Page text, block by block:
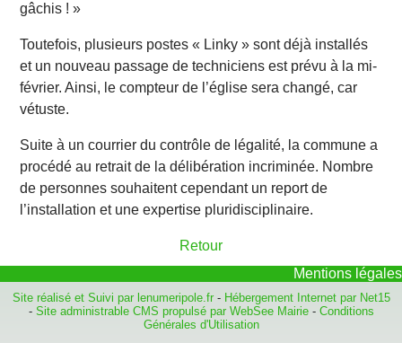
gâchis ! »
Toutefois, plusieurs postes « Linky » sont déjà installés
et un nouveau passage de techniciens est prévu à la mi-
février. Ainsi, le compteur de l’église sera changé, car
vétuste.
Suite à un courrier du contrôle de légalité, la commune a
procédé au retrait de la délibération incriminée. Nombre
de personnes souhaitent cependant un report de
l’installation et une expertise pluridisciplinaire.
Retour
Mentions légales
Site réalisé et Suivi par lenumeripole.fr- Hébergement Internet par Net15
- Site administrable CMS propulsé par WebSee Mairie- Conditions
Générales d'Utilisation